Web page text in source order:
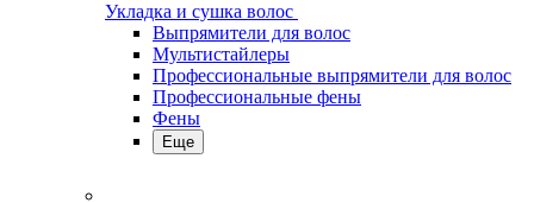
Укладка и сушка волос
Выпрямители для волос
Мультистайлеры
Профессиональные выпрямители для волос
Профессиональные фены
Фены
Еще